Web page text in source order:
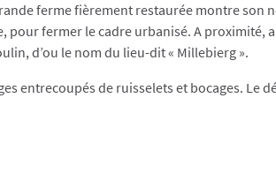
ferme fièrement restaurée montre son
fermer le cadre urbanisé. A proximité,
d’ou le nom du lieu-dit « Millebierg ».
entrecoupés de ruisselets et bocages. Le